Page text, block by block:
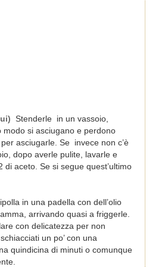
Stenderle in un vassoio,
si asciugano e perdono
asciugarle. Se invece non c’è
dopo averle pulite, lavarle e
aceto. Se si segue quest’ultimo
in una padella con dell’olio
arrivando quasi a friggerle.
con delicatezza per non
un po’ con una
quindicina di minuti o comunque